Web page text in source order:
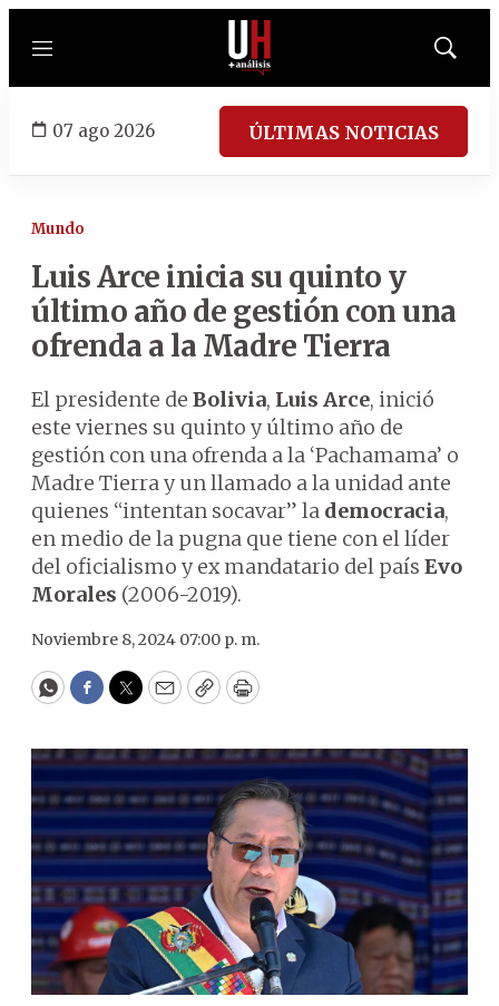
Menú
Mostrar
07 ago 2026 ÚLTIMAS NOTICIAS
Mundo
Luis Arce inicia su quinto y
último año de gestión con una
ofrenda a la Madre Tierra
El presidente de Bolivia, Luis Arce, inició
este viernes su quinto y último año de
gestión con una ofrenda a la ‘Pachamama’ o
Madre Tierra y un llamado a la unidad ante
quienes “intentan socavar” la democracia,
en medio de la pugna que tiene con el líder
del oficialismo y ex mandatario del país Evo
Morales (2006-2019).
Noviembre 8, 2024 07:00 p. m.
WhatsApp
Facebook
Twitter
EmailCopyPrint